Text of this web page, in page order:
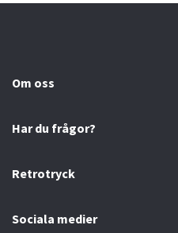
Om oss
Har du frågor?
Retrotryck
Sociala medier